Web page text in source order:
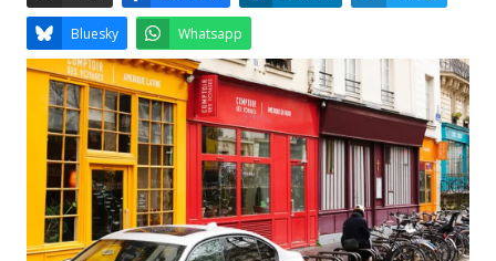
Email Facebook LinkedIn
Bluesky Whatsapp